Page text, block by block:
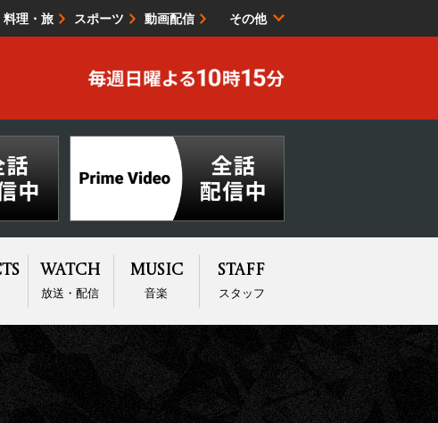
料理・旅 スポーツ 動画配信 その他
Watch
放送・配信
Music
音楽
Staff
スタッフ